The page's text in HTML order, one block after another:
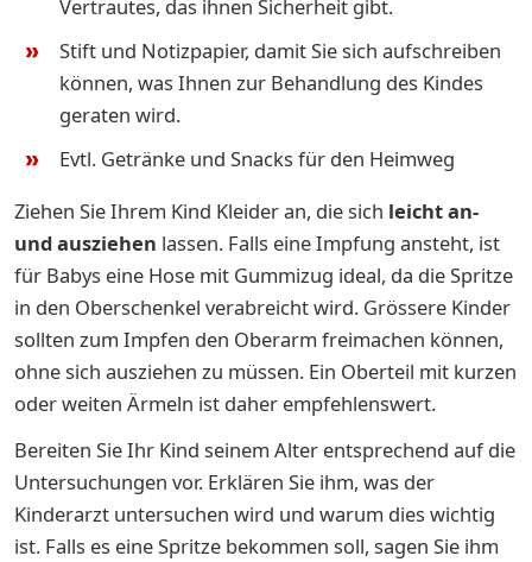
Vertrautes, das ihnen Sicherheit gibt.
Stift und Notizpapier, damit Sie sich aufschreiben
können, was Ihnen zur Behandlung des Kindes
geraten wird.
Evtl. Getränke und Snacks für den Heimweg
Ziehen Sie Ihrem Kind Kleider an, die sich leicht an-
und ausziehen lassen. Falls eine Impfung ansteht, ist
für Babys eine Hose mit Gummizug ideal, da die Spritze
in den Oberschenkel verabreicht wird. Grössere Kinder
sollten zum Impfen den Oberarm freimachen können,
ohne sich ausziehen zu müssen. Ein Oberteil mit kurzen
oder weiten Ärmeln ist daher empfehlenswert.
Bereiten Sie Ihr Kind seinem Alter entsprechend auf die
Untersuchungen vor. Erklären Sie ihm, was der
Kinderarzt untersuchen wird und warum dies wichtig
ist. Falls es eine Spritze bekommen soll, sagen Sie ihm